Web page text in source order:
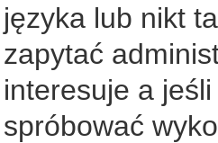
języka lub nikt
zapytać
interesuje a
spróbować